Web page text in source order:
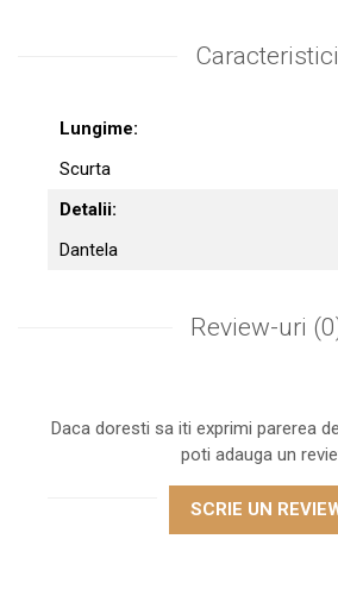
Caracteristici
Lungime:
Scurta
Detalii:
Dantela
Review-uri
Daca doresti sa iti exprimi parerea
poti adauga un
SCRIE UN